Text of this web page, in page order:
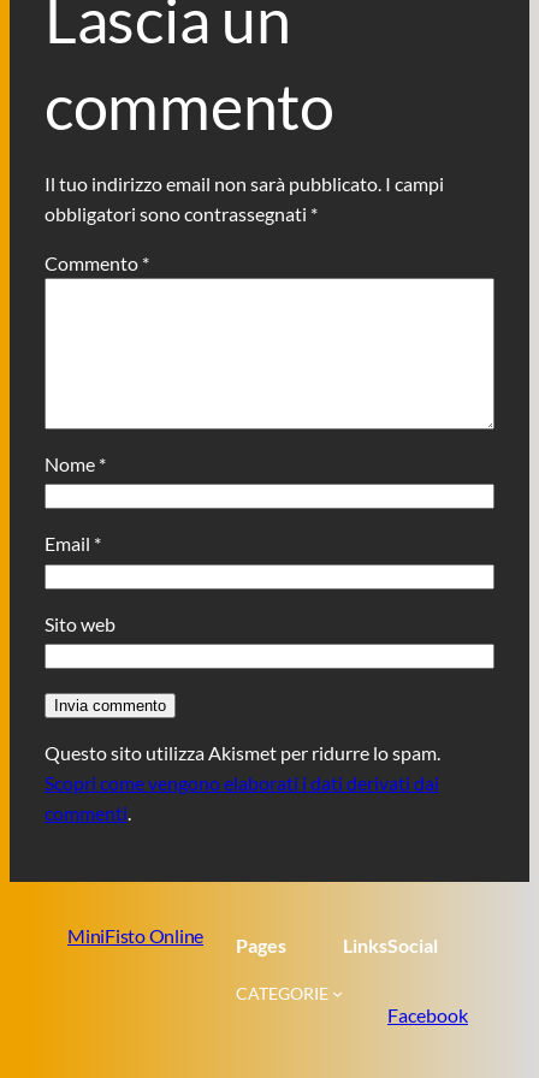
Lascia un
commento
Il tuo indirizzo email non sarà pubblicato. I campi
obbligatori sono contrassegnati *
Commento *
Nome *
Email *
Sito web
Questo sito utilizza Akismet per ridurre lo spam.
Scopri come vengono elaborati i dati derivati dai
commenti.
MiniFisto Online Pages
CATEGORIE
LinksSocial
Facebook